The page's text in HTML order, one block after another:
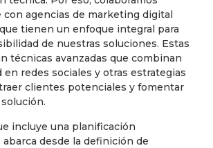
agencias de marketing digital
tienen un enfoque integral para
de nuestras soluciones. Estas
técnicas avanzadas que combinan
en redes sociales y otras estrategias
clientes potenciales y fomentar
incluye una planificación
desde la definición de